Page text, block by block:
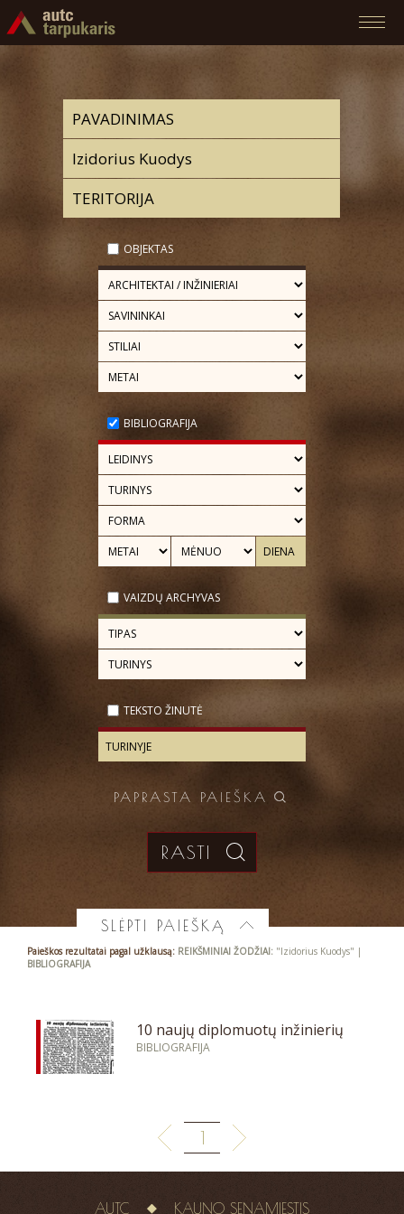
OBJEKTAS
BIBLIOGRAFIJA
VAIZDŲ ARCHYVAS
TEKSTO ŽINUTĖ
PAPRASTA PAIEŠKA
SLĖPTI PAIEŠKĄ
Paieškos rezultatai pagal užklausą: REIKŠMINIAI ŽODŽIAI: "Izidorius Kuodys" |
BIBLIOGRAFIJA
10 naujų diplomuotų inžinierių
BIBLIOGRAFIJA
1
AUTC KAUNO SENAMIESTIS